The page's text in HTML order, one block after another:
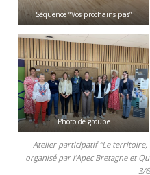
Séquence “Vos prochains pas”
Photo de groupe
Atelier participatif “Le
organisé par l’Apec Bretagne et
3/